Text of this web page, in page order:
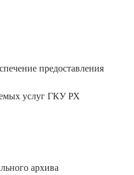
предоставления
услуг ГКУ РХ
архива